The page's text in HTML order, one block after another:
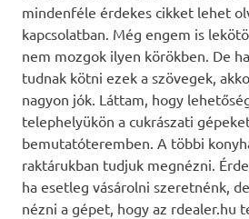
mindenféle érdekes cikket lehet
kapcsolatban. Még engem is
nem mozgok ilyen körökben. De
tudnak kötni ezek a szövegek,
nagyon jók. Láttam, hogy
telephelyükön a cukrászati
bemutatóteremben. A többi
raktárukban tudjuk megnézni.
ha esetleg vásárolni szeretnénk,
nézni a gépet, hogy az rdealer.hu